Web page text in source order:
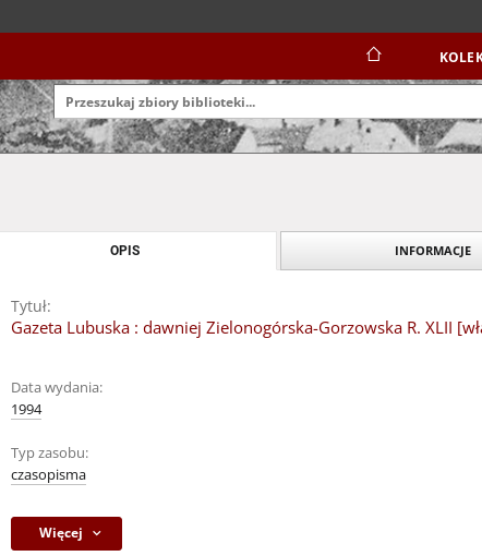
OPIS INFORMACJE
Tytuł:
Gazeta Lubuska : dawniej Zielonogórska-Gorzowska R. XLII
Data wydania:
1994
Typ zasobu:
czasopisma
Więcej